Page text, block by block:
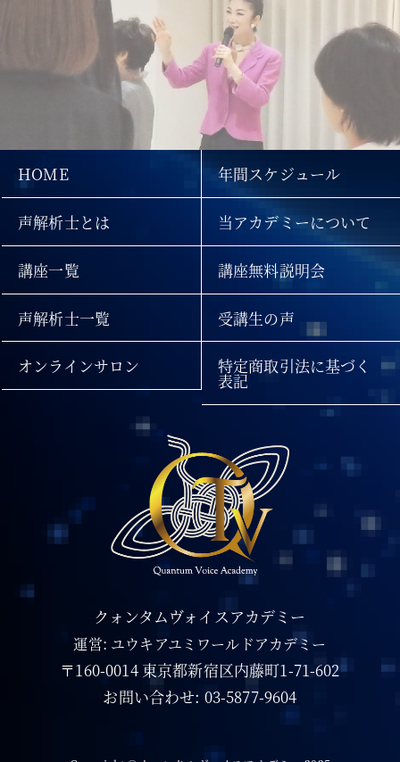
HOME 年間スケジュール
声解析士とは 当アカデミーについて
講座一覧 講座無料説明会
声解析士一覧 受講生の声
オンラインサロン 特定商取引法に基づく
表記
クォンタムヴォイスアカデミー
運営: ユウキアユミワールドアカデミー
〒160-0014 東京都新宿区内藤町1-71-602
お問い合わせ: 03-5877-9604